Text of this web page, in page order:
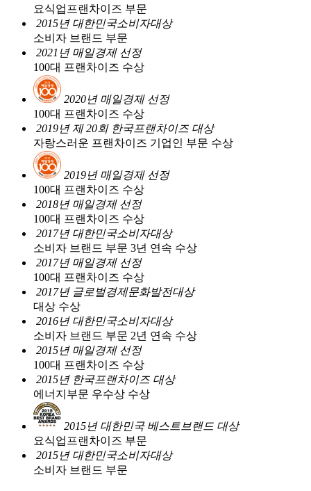
요식업프랜차이즈 부문
2015년 대한민국소비자대상
소비자 브랜드 부문
2021년 매일경제 선정
100대 프랜차이즈 수상
2020년 매일경제 선정
100대 프랜차이즈 수상
2019년 제 20회 한국프랜차이즈 대상
자랑스러운 프랜차이즈 기업인 부문 수상
2019년 매일경제 선정
100대 프랜차이즈 수상
2018년 매일경제 선정
100대 프랜차이즈 수상
2017년 대한민국소비자대상
소비자 브랜드 부문 3년 연속 수상
2017년 매일경제 선정
100대 프랜차이즈 수상
2017년 글로벌경제문화발전대상
대상 수상
2016년 대한민국소비자대상
소비자 브랜드 부문 2년 연속 수상
2015년 매일경제 선정
100대 프랜차이즈 수상
2015년 한국프랜차이즈 대상
에너지부문 우수상 수상
2015년 대한민국 베스트브랜드 대상
요식업프랜차이즈 부문
2015년 대한민국소비자대상
소비자 브랜드 부문